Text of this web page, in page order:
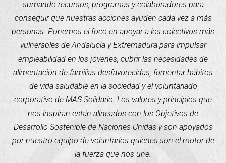
sumando recursos, programas y colaboradores para
conseguir que nuestras acciones ayuden cada vez a más
personas. Ponemos el foco en apoyar a los colectivos más
vulnerables de Andalucía y Extremadura para impulsar
empleabilidad en los jóvenes, cubrir las necesidades de
alimentación de familias desfavorecidas, fomentar hábitos
de vida saludable en la sociedad y el voluntariado
corporativo de MAS Solidario. Los valores y principios que
nos inspiran están alineados con los Objetivos de
Desarrollo Sostenible de Naciones Unidas y son apoyados
por nuestro equipo de voluntarios quienes son el motor de
la fuerza que nos une.